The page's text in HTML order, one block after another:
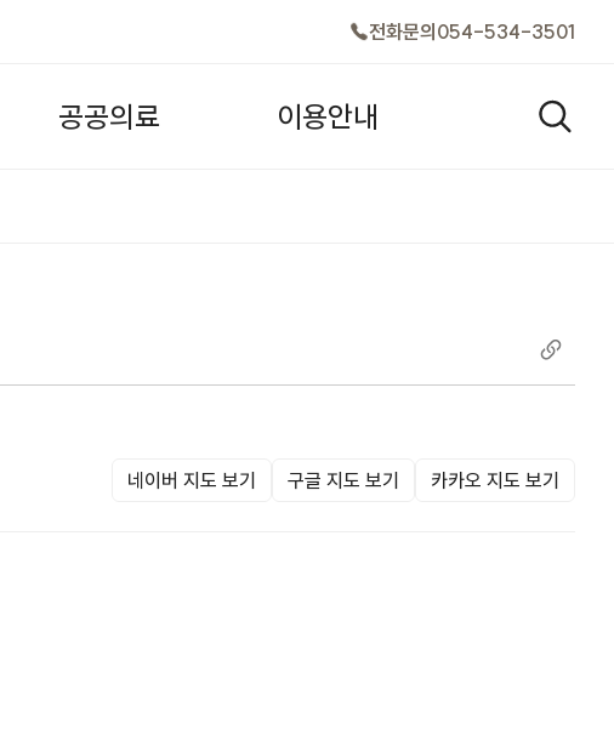
전화문의 054-534-3501
공공의료 이용안내 검색창
네이버 지도 보기 구글 지도 보기 카카오 지도 보기